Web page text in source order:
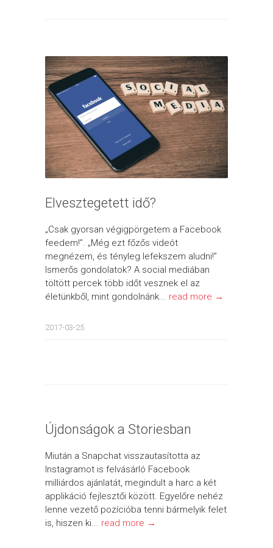
Elvesztegetett idő?
„Csak gyorsan végigpörgetem a Facebook
feedem!”. „Még ezt főzős videót
megnézem, és tényleg lefekszem aludni!”
Ismerős gondolatok? A social mediában
töltött percek több időt vesznek el az
életünkből, mint gondolnánk... read more →
2017-03-25
Újdonságok a Storiesban
Miután a Snapchat visszautasította az
Instagramot is felvásárló Facebook
milliárdos ajánlatát, megindult a harc a két
applikáció fejlesztői között. Egyelőre nehéz
lenne vezető pozícióba tenni bármelyik felet
is, hiszen ki... read more →